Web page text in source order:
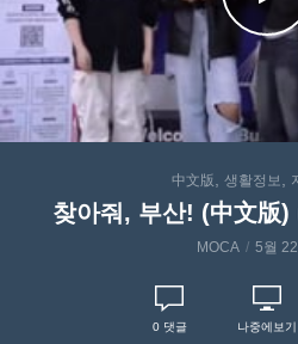
中文版 생활정보
찾아줘, 부산! (中文版
MOCA 5월
0댓글 나중에보기